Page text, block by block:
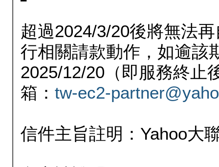
超過2024/3/20後將無法
行相關請款動作，如逾該
2025/12/20（即服務終止
箱： tw-ec2-
信件主旨註明：Yahoo大